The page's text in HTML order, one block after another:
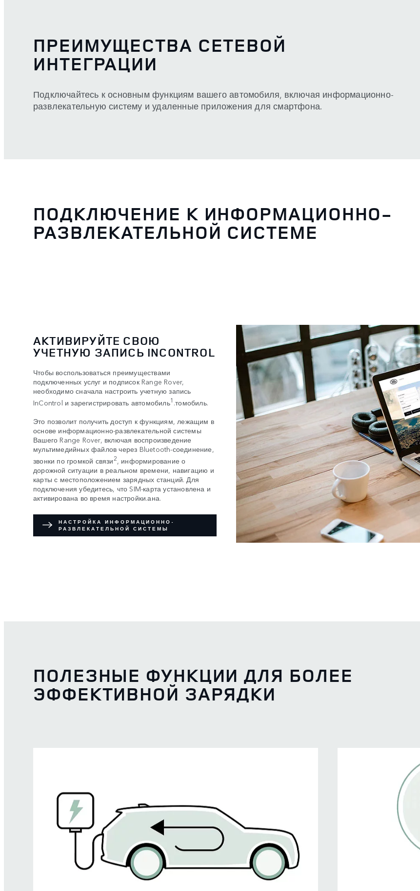
ПРЕИМУЩЕСТВА СЕТЕВОЙ
ИНТЕГРАЦИИ
Подключайтесь к основным функциям вашего автомобиля, включая информационно-
развлекательную систему и удаленные приложения для смартфона.
ПОДКЛЮЧЕНИЕ К ИНФОРМАЦИОННО-
РАЗВЛЕКАТЕЛЬНОЙ СИСТЕМЕ
АКТИВИРУЙТЕ СВОЮ
УЧЕТНУЮ ЗАПИСЬ INCONTROL
Чтобы воспользоваться преимуществами
подключенных услуг и подписок Range Rover,
необходимо сначала настроить учетную запись
InControl и зарегистрировать автомобиль1 .томобиль.
Это позволит получить доступ к функциям, лежащим в
основе информационно-развлекательной системы
Вашего Range Rover, включая воспроизведение
мультимедийных файлов через Bluetooth-соединение,
звонки по громкой связи2, информирование о
дорожной ситуации в реальном времени, навигацию и
карты с местоположением зарядных станций. Для
подключения убедитесь, что SIM-карта установлена и
активирована во время настройки.ана.
НАСТРОЙКА ИНФОРМАЦИОННО-
РАЗВЛЕКАТЕЛЬНОЙ СИСТЕМЫ
ПОЛЕЗНЫЕ ФУНКЦИИ ДЛЯ БОЛЕЕ
ЭФФЕКТИВНОЙ ЗАРЯДКИ